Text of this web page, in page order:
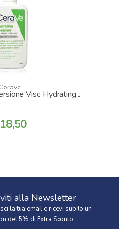
Cerave
Viso Hydrating...
alla Newsletter
la tua email e ricevi subito un
del 5% di Extra Sconto